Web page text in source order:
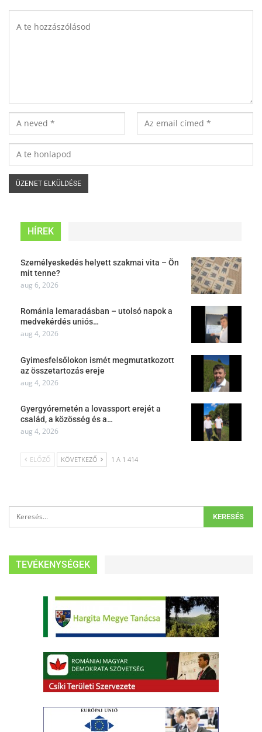
HÍREK
Személyeskedés helyett szakmai vita – Ön
mit tenne?
aug 6, 2026
Románia lemaradásban – utolsó napok a
medvekérdés uniós…
aug 4, 2026
Gyimesfelsőlokon ismét megmutatkozott
az összetartozás ereje
aug 4, 2026
Gyergyóremetén a lovassport erejét a
család, a közösség és a…
aug 4, 2026
ELŐZŐ KÖVETKEZŐ 1 A 1 414
TEVÉKENYSÉGEK